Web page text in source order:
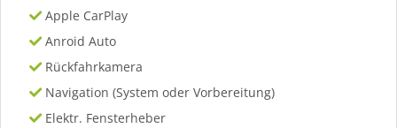
Apple CarPlay
Anroid Auto
Rückfahrkamera
Navigation (System oder Vorbereitung)
Elektr. Fensterheber